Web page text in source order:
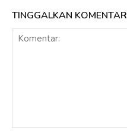
TINGGALKAN KOMENTAR